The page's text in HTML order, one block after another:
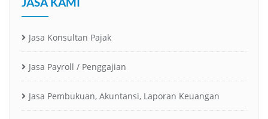
Jasa Konsultan Pajak
Jasa Payroll / Penggajian
Jasa Pembukuan, Akuntansi, Laporan Keuangan